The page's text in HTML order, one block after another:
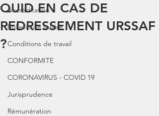
Accréditation
Bulletin de salaire
Conditions de travail
CONFORMITE
CORONAVIRUS - COVID 19
Jurisprudence
Rémunération
QUID EN CAS DE
REDRESSEMENT URSSAF
?